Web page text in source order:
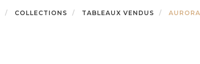
COLLECTIONS TABLEAUX VENDUS